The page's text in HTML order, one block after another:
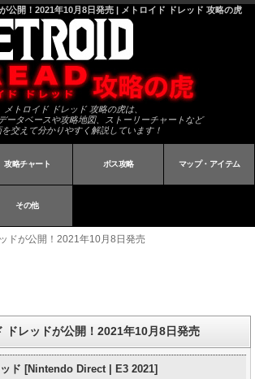
公開！2021年10月8日発売 | メトロイド ドレッド 攻略の虎
メトロイド ドレッド 攻略の虎は、
ータベースや攻略地図、ストーリーチャートなど
を交えて分かりやすく解説しています！
攻略チャート ボス攻略 マップ・アイテム
その他
ドが公開！2021年10月8日発売
ドレッドが公開！2021年10月8日発売
ド [Nintendo Direct | E3 2021]